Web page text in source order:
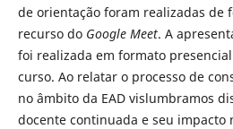
de orientação foram realizadas de
recurso do Google Meet. A
foi realizada em formato
curso. Ao relatar o processo de
no âmbito da EAD vislumbramos
docente continuada e seu impacto